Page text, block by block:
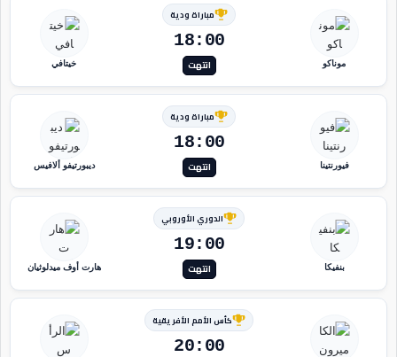
موناكو
مباراة ودية
18:00
انتهت خيتافي
فيورنتينا
مباراة ودية
18:00
انتهت ديبورتيفو ألافيس
بنفيكا
الدوري الأوروبي
19:00
انتهت هارت أوف ميدلوثيان
كأس الأمم الأفريقية
20:00